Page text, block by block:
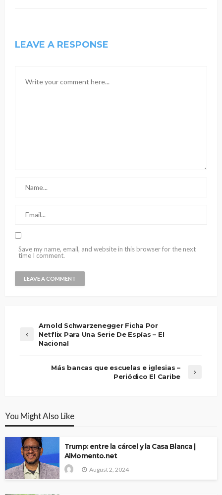
LEAVE A RESPONSE
Save my name, email, and website in this browser for the next
time I comment.
Arnold Schwarzenegger Ficha Por
Netflix Para Una Serie De Espías – El
Nacional
Más bancas que escuelas e iglesias –
Periódico El Caribe
You Might Also Like
Trump: entre la cárcel y la Casa Blanca |
AlMomento.net
August 2, 2024